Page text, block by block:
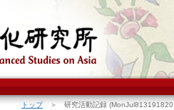
トップ＞ 研究活動記録